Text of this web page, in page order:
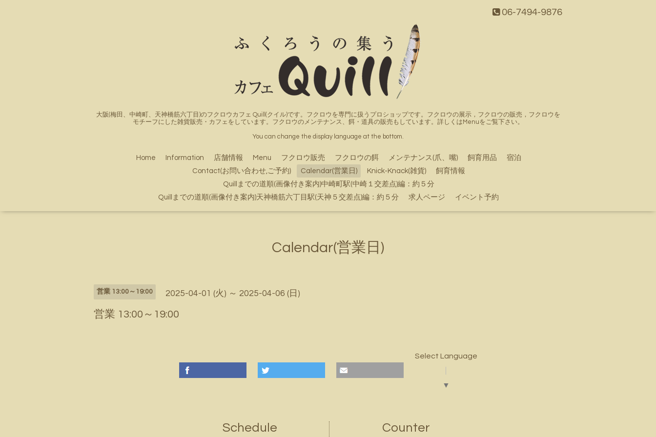
06-7494-9876
大阪(梅田、中崎町、天神橋筋六丁目)のフクロウカフェ Quill(クイル)です。フクロウを専門に扱うプロショップです。フクロウの展示，フクロウの販売，フクロウを
モチーフにした雑貨販売・カフェをしています。フクロウのメンテナンス、餌・道具の販売もしています。詳しくはMenuをご覧下さい。
You can change the display language at the bottom.
Home Information 店舗情報 Menu フクロウ販売 フクロウの餌 メンテナンス(爪、嘴) 飼育用品
宿泊
Contact(お問い合わせ,ご予約)
Calendar(営業日) Knick-Knack(雑貨)
飼育情報
Quillまでの道順(画像付き案内)中崎町駅(中崎１交差点)編：約５分
Quillまでの道順(画像付き案内)天神橋筋六丁目駅(天神５交差点)編：約５分
求人ページ イベント予約
Calendar(営業日)
営業 13:00～19:00 2025-04-01 (火) ～ 2025-04-06 (日)
営業 13:00～19:00
Select Language
▼
Schedule Counter